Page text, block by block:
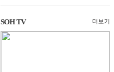
SOH TV 더보기